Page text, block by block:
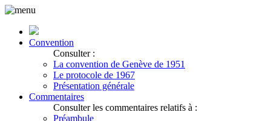
Convention
Consulter :
La convention de Genève de 1951
Le protocole de 1967
Présentation générale
Commentaires
Consulter les commentaires relatifs à :
Préambule